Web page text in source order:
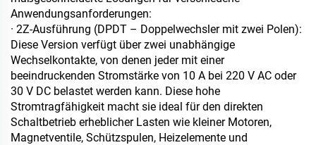
Anwendungsanforderungen:
· 2Z-Ausführung (DPDT – Doppelwechsler mit zwei Polen):
Diese Version verfügt über zwei unabhängige
Wechselkontakte, von denen jeder mit einer
beeindruckenden Stromstärke von 10 A bei 220 V AC oder
30 V DC belastet werden kann. Diese hohe
Stromtragfähigkeit macht sie ideal für den direkten
Schaltbetrieb erheblicher Lasten wie kleiner Motoren,
Magnetventile, Schützspulen, Heizelemente und